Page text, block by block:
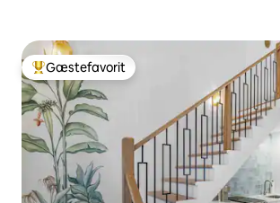
Bedste gæstefavorit
Gæstefavorit